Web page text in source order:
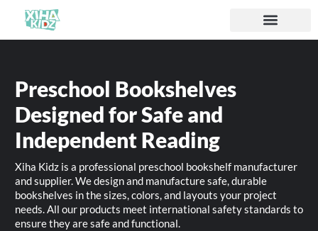
Preschool Bookshelves
Designed for Safe and
Independent Reading
Xiha Kidz is a professional preschool bookshelf manufacturer
and supplier. We design and manufacture safe, durable
bookshelves in the sizes, colors, and layouts your project
needs. All our products meet international safety standards to
ensure they are safe and functional.